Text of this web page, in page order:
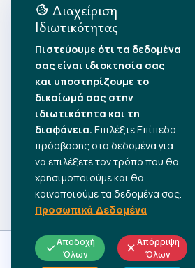
Αρχείο Δημοσιεύσεων
•Αύγουστος 2026
•Ιούλιος 2026
•Ιούνιος 2026
•Μάιος 2026
•Απρίλιος 2026
•Μάρτιος 2026
Πλήρες Ημερολόγιο
Γ.Σ.Ε.Ε © 2026 All
Διαχείριση
Ιδιωτικότητας
Πιστεύουμε ότι τα δεδομένα
σας είναι ιδιοκτησία σας
και υποστηρίζουμε το
δικαίωμά σας στην
ιδιωτικότητα και τη
διαφάνεια. Επιλέξτε Επίπεδο
πρόσβασης στα δεδομένα για
να επιλέξετε τον τρόπο που θα
χρησιμοποιούμε και θα
κοινοποιούμε τα δεδομένα σας.
Προσωπικά Δεδομένα
Αποδοχή
Όλων
Απόρριψη
Όλων